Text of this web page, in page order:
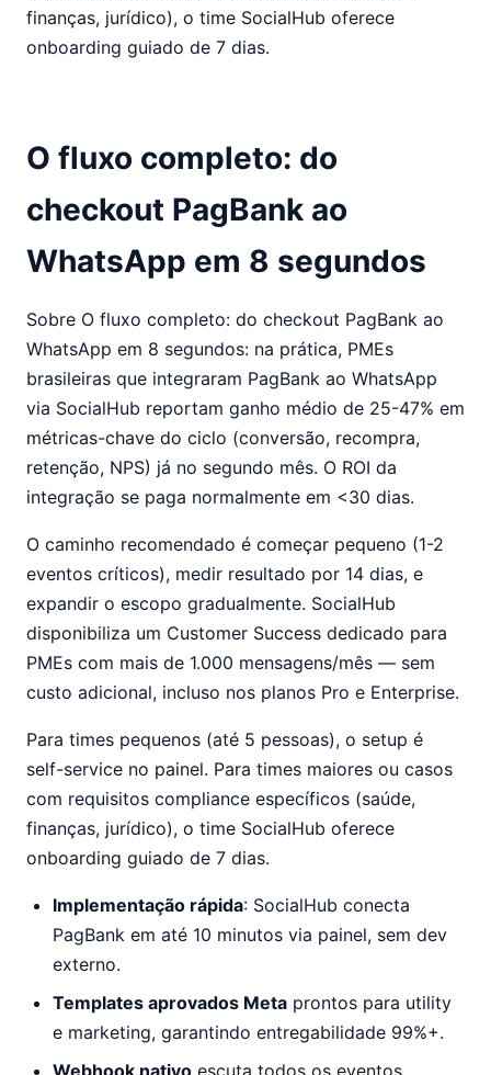
finanças, jurídico), o time SocialHub oferece
onboarding guiado de 7 dias.
O fluxo completo: do
checkout PagBank ao
WhatsApp em 8 segundos
Sobre O fluxo completo: do checkout PagBank ao
WhatsApp em 8 segundos: na prática, PMEs
brasileiras que integraram PagBank ao WhatsApp
via SocialHub reportam ganho médio de 25-47% em
métricas-chave do ciclo (conversão, recompra,
retenção, NPS) já no segundo mês. O ROI da
integração se paga normalmente em <30 dias.
O caminho recomendado é começar pequeno (1-2
eventos críticos), medir resultado por 14 dias, e
expandir o escopo gradualmente. SocialHub
disponibiliza um Customer Success dedicado para
PMEs com mais de 1.000 mensagens/mês — sem
custo adicional, incluso nos planos Pro e Enterprise.
Para times pequenos (até 5 pessoas), o setup é
self-service no painel. Para times maiores ou casos
com requisitos compliance específicos (saúde,
finanças, jurídico), o time SocialHub oferece
onboarding guiado de 7 dias.
Implementação rápida: SocialHub conecta
PagBank em até 10 minutos via painel, sem dev
externo.
Templates aprovados Meta prontos para utility
e marketing, garantindo entregabilidade 99%+.
Webhook nativo escuta todos os eventos